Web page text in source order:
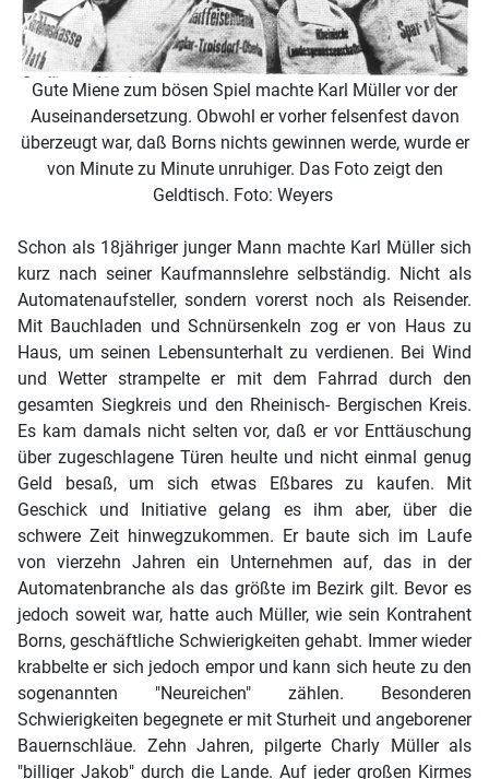
Gute Miene zum bösen Spiel machte Karl Müller vor der
Auseinandersetzung. Obwohl er vorher felsenfest davon
überzeugt war, daß Borns nichts gewinnen werde, wurde er
von Minute zu Minute unruhiger. Das Foto zeigt den
Geldtisch. Foto: Weyers
Schon als 18jähriger junger Mann machte Karl Müller sich
kurz nach seiner Kaufmannslehre selbständig. Nicht als
Automatenaufsteller, sondern vorerst noch als Reisender.
Mit Bauchladen und Schnürsenkeln zog er von Haus zu
Haus, um seinen Lebensunterhalt zu verdienen. Bei Wind
und Wetter strampelte er mit dem Fahrrad durch den
gesamten Siegkreis und den Rheinisch- Bergischen Kreis.
Es kam damals nicht selten vor, daß er vor Enttäuschung
über zugeschlagene Türen heulte und nicht einmal genug
Geld besaß, um sich etwas Eßbares zu kaufen. Mit
Geschick und Initiative gelang es ihm aber, über die
schwere Zeit hinwegzukommen. Er baute sich im Laufe
von vierzehn Jahren ein Unternehmen auf, das in der
Automatenbranche als das größte im Bezirk gilt. Bevor es
jedoch soweit war, hatte auch Müller, wie sein Kontrahent
Borns, geschäftliche Schwierigkeiten gehabt. Immer wieder
krabbelte er sich jedoch empor und kann sich heute zu den
sogenannten "Neureichen" zählen. Besonderen
Schwierigkeiten begegnete er mit Sturheit und angeborener
Bauernschläue. Zehn Jahren, pilgerte Charly Müller als
"billiger Jakob" durch die Lande. Auf jeder großen Kirmes